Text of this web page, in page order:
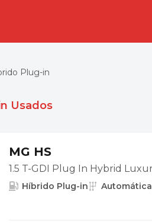
Plug-in
Usados
MG HS
1.5 T-GDI Plug In Hybrid
Híbrido Plug-in Automática